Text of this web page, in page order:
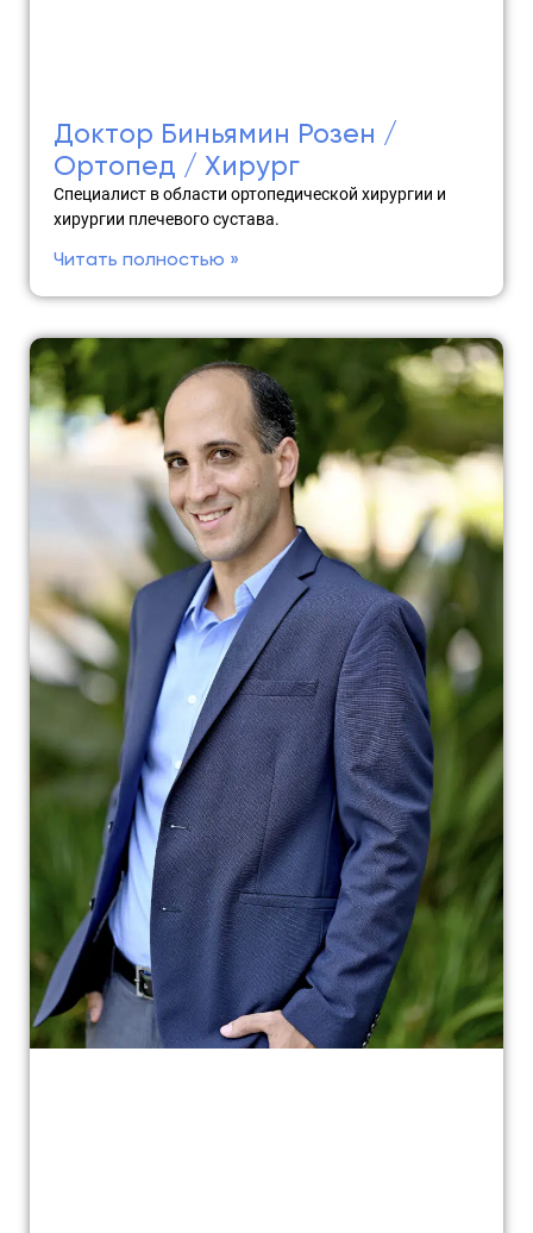
Доктор Биньямин Розен /
Ортопед / Хирург
Специалист в области ортопедической хирургии и
хирургии плечевого сустава.
Читать полностью »